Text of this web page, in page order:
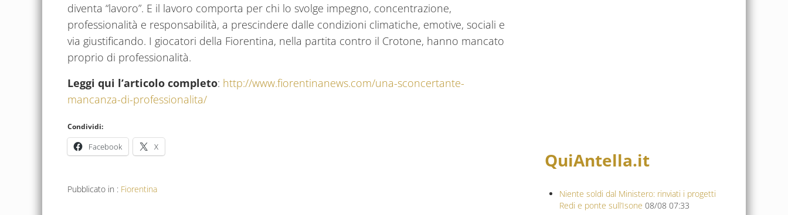
diventa “lavoro”. E il lavoro comporta per chi lo svolge impegno, concentrazione,
professionalità e responsabilità, a prescindere dalle condizioni climatiche, emotive, sociali e
via giustificando. I giocatori della Fiorentina, nella partita contro il Crotone, hanno mancato
proprio di professionalità.
Leggi qui l’articolo completo: http://www.fiorentinanews.com/una-sconcertante-
mancanza-di-professionalita/
Condividi:
Facebook X
Pubblicato in : Fiorentina
QuiAntella.it
Niente soldi dal Ministero: rinviati i progetti
Redi e ponte sull’Isone 08/08 07:33